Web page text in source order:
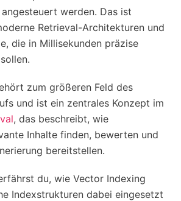
werden. Das ist
Retrieval-Architekturen und
die in Millisekunden präzise
zum größeren Feld des
und ist ein zentrales Konzept im
, das beschreibt, wie
Inhalte finden, bewerten und
bereitstellen.
du, wie Vector Indexing
Indexstrukturen dabei eingesetzt